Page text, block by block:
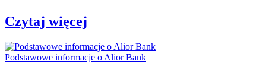
Czytaj więcej
Podstawowe informacje o Alior Bank